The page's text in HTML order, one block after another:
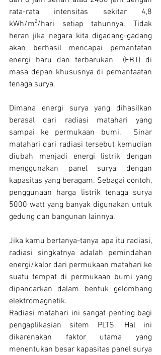
rata-rata intensitas sekitar 4,8
kWh/m²/hari setiap tahunnya. Tidak
heran jika negara kita digadang-gadang
akan berhasil mencapai pemanfatan
energi baru dan terbarukan  (EBT) di
masa depan khususnya di pemanfaatan
tenaga surya.
Dimana energi surya yang dihasilkan
berasal dari radiasi matahari yang
sampai ke permukaan bumi.  Sinar
matahari dari radiasi tersebut kemudian
diubah menjadi energi listrik dengan
menggunakan panel surya dengan
kapasitas yang beragam. Sebagai contoh,
penggunaan harga listrik tenaga surya
5000 watt yang banyak digunakan untuk
gedung dan bangunan lainnya.
Jika kamu bertanya-tanya apa itu radiasi,
radiasi singkatnya adalah pemindahan
energi/kalor dari permukaan matahari ke
suatu tempat di permukaan bumi yang
dipancarkan dalam bentuk gelombang
elektromagnetik.
Radiasi matahari ini sangat penting bagi
pengaplikasian sitem PLTS. Hal ini
dikarenakan faktor utama yang
menentukan besar kapasitas panel surya